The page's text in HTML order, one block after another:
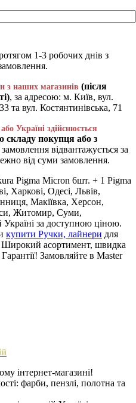
1-3 робочих днів з
з наших магазинів (після
, за адресою: м. Київ, вул.
та вул. Костянтинівська, 71
Україні здійснюється
складу покупця або з
замовлення відвантажується за
від суми замовлення.
Pigma Micron 6шт. + 1 Pigma
Харкові, Одесі, Львів,
Макіївка, Херсон,
Житомир, Суми,
за доступною ціною.
купити Ручки, лайнери для
Широкий асортимент, швидка
Замовляйте в Master
інтернет-магазині!
фарби, пензлі, полотна та